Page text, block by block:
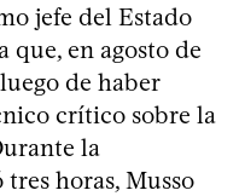
jefe del Estado
que, en agosto de
de haber
crítico sobre la
la
horas, Musso